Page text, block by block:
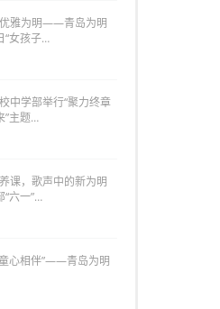
雅为明——青岛为明
“女孩子…
中学部举行“聚力终章
”主题…
课，歌声中的新为明
六一”…
童心相伴”——青岛为明